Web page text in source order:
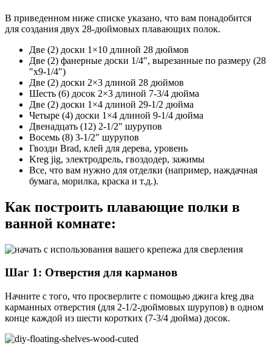
В приведенном ниже списке указано, что вам понадобится
для создания двух 28-дюймовых плавающих полок.
Две (2) доски 1×10 длиной 28 дюймов
Две (2) фанерные доски 1/4″, вырезанные по размеру (28
"x9-1/4")
Две (2) доски 2×3 длиной 28 дюймов
Шесть (6) досок 2×3 длиной 7-3/4 дюйма
Две (2) доски 1×4 длиной 29-1/2 дюйма
Четыре (4) доски 1×4 длиной 9-1/4 дюйма
Двенадцать (12) 2-1/2" шурупов
Восемь (8) 3-1/2" шурупов
Гвозди Brad, клей для дерева, уровень
Kreg jig, электродрель, гвоздодер, зажимы
Все, что вам нужно для отделки (например, наждачная
бумага, морилка, краска и т.д.).
Как построить плавающие полки в
ванной комнате:
Шаг 1: Отверстия для карманов
Начните с того, что просверлите с помощью джига kreg два
карманных отверстия (для 2-1/2-дюймовых шурупов) в одном
конце каждой из шести коротких (7-3/4 дюйма) досок.